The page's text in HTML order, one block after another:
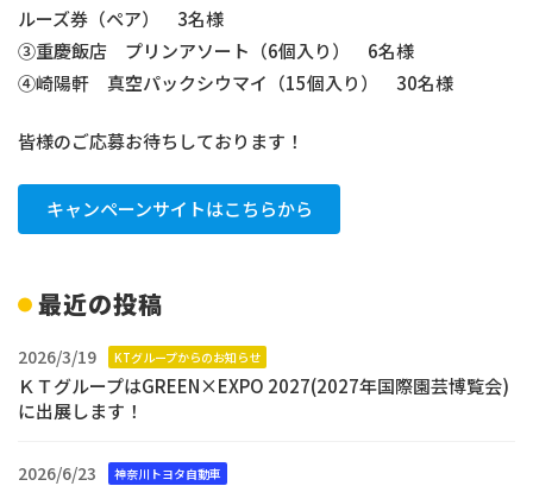
ルーズ券（ペア） 3名様
③重慶飯店 プリンアソート（6個入り） 6名様
④崎陽軒 真空パックシウマイ（15個入り） 30名様
皆様のご応募お待ちしております！
キャンペーンサイトはこちらから
最近の投稿
2026/3/19 KTグループからのお知らせ
ＫＴグループはGREEN×EXPO 2027(2027年国際園芸博覧会)
に出展します！
2026/6/23 神奈川トヨタ自動車